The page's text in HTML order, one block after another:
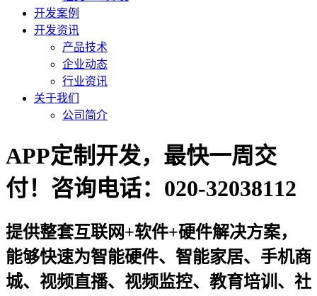
开发案例
开发资讯
产品技术
企业动态
行业资讯
关于我们
公司简介
APP定制开发，最快一周交
付！咨询电话：020-32038112
提供整套互联网+软件+硬件解决方案，
能够快速为智能硬件、智能家居、手机商
城、视频直播、视频监控、教育培训、社